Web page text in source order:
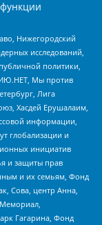
Нижегородский
исследований,
политики,
Мы против
Лига
Хасдей Ерушалаим,
информации,
глобализации и
инициатив
и защиты прав
и их семьям, Фонд
Сова, центр Анна,
Гагарина, Фонд